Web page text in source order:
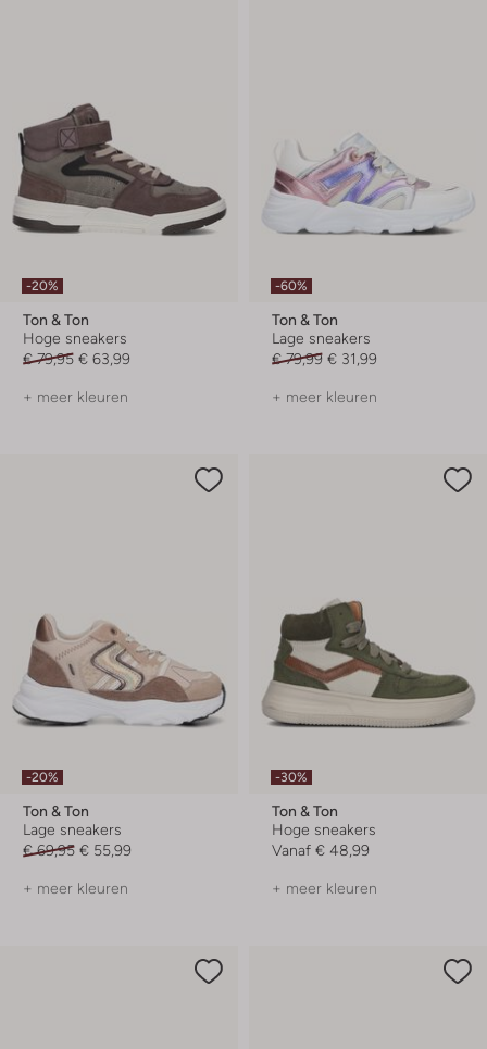
-20%
Ton & Ton
Hoge sneakers
€ 79,95 € 63,99
+ meer kleuren
-60%
Ton & Ton
Lage sneakers
€ 79,99 € 31,99
+ meer kleuren
-20%
Ton & Ton
Lage sneakers
€ 69,95 € 55,99
+ meer kleuren
-30%
Ton & Ton
Hoge sneakers
Vanaf € 48,99
+ meer kleuren